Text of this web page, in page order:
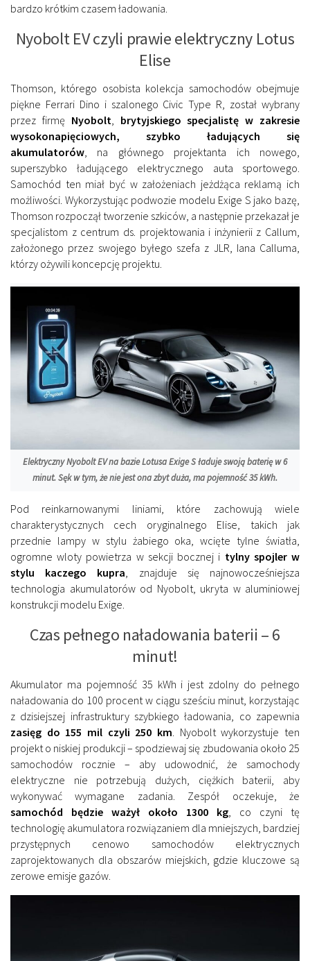
bardzo krótkim czasem ładowania.
Nyobolt EV czyli prawie elektryczny Lotus
Elise
Thomson, którego osobista kolekcja samochodów obejmuje
piękne Ferrari Dino i szalonego Civic Type R, został wybrany
przez firmę Nyobolt
brytyjskiego specjalistę w zakresie
wysokonapięciowych, szybko ładujących się
akumulatorów , na głównego projektanta ich nowego,
superszybko ładującego elektrycznego auta sportowego.
Samochód ten miał być w założeniach jeżdżąca reklamą ich
możliwości. Wykorzystując podwozie modelu Exige S jako bazę,
Thomson rozpoczął tworzenie szkiców, a następnie przekazał je
specjalistom z centrum ds. projektowania i inżynierii z Callum,
założonego przez swojego byłego szefa z JLR, Iana Calluma,
którzy ożywili koncepcję projektu.
Elektryczny Nyobolt EV na bazie Lotusa Exige S ładuje swoją baterię w 6
minut. Sęk w tym, że nie jest ona zbyt duża, ma pojemność 35 kWh.
Pod reinkarnowanymi liniami, które zachowują wiele
charakterystycznych cech oryginalnego Elise, takich jak
przednie lampy w stylu żabiego oka, wcięte tylne światła,
ogromne wloty powietrza w sekcji bocznej i tylny spojler w
stylu kaczego kupra , znajduje się najnowocześniejsza
technologia akumulatorów od Nyobolt, ukryta w aluminiowej
konstrukcji modelu Exige.
Czas pełnego naładowania baterii – 6
minut!
Akumulator ma pojemność 35 kWh i jest zdolny do pełnego
naładowania do 100 procent w ciągu sześciu minut, korzystając
z dzisiejszej infrastruktury szybkiego ładowania, co zapewnia
zasięg do 155 mil czyli 250 km . Nyobolt wykorzystuje ten
projekt o niskiej produkcji – spodziewaj się zbudowania około 25
samochodów rocznie – aby udowodnić, że samochody
elektryczne nie potrzebują dużych, ciężkich baterii, aby
wykonywać wymagane zadania. Zespół oczekuje, że
samochód będzie ważył około 1300 kg , co czyni tę
technologię akumulatora rozwiązaniem dla mniejszych, bardziej
przystępnych cenowo samochodów elektrycznych
zaprojektowanych dla obszarów miejskich, gdzie kluczowe są
zerowe emisje gazów.